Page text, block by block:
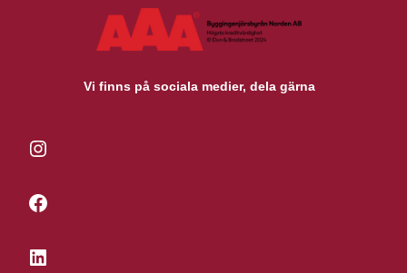
Vi finns på sociala medier, dela gärna
Instagram
Facebook
LinkedIn